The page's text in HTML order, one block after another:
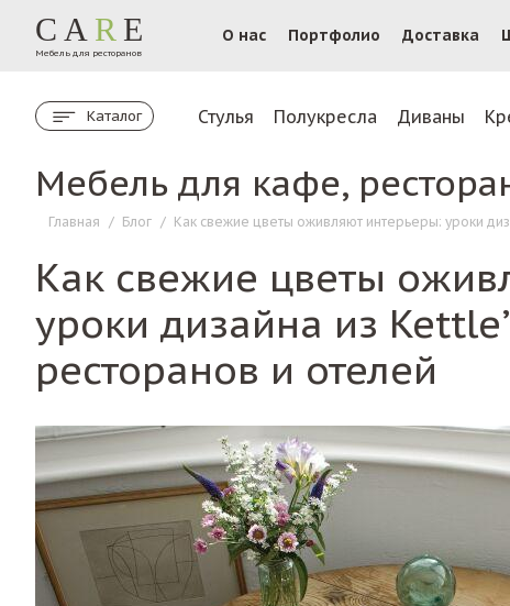
CA R E
Мебель для ресторанов
О нас Портфолио Доставка
Каталог Стулья Полукресла Диваны
Мебель для кафе,
Главная / Блог / Как свежие цветы оживляют интерьеры: уроки
Как свежие цветы
уроки дизайна из
ресторанов и отелей